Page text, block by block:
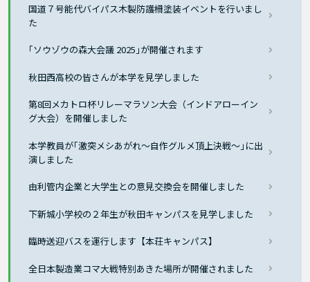
国道７号能代バイパス木製防護柵塗装イベントを行いまし
た
｢ソウゾウの森大会議 2025｣が開催されます
秋田西高校の皆さんが本学を見学しました
第8回メカトロ杯リレーマラソン大会（インドアローイン
グ大会）を開催しました
本学教員が｢激突メシあがれ〜自作グルメ頂上決戦〜｣に出
演しました
由利管内企業と大学生との意見交換会を開催しました
下新城小学校の２年生が秋田キャンパスを見学しました
臨時送迎バスを運行します【本荘キャンパス】
全日本製造業コマ大戦特別あきた場所が開催されました